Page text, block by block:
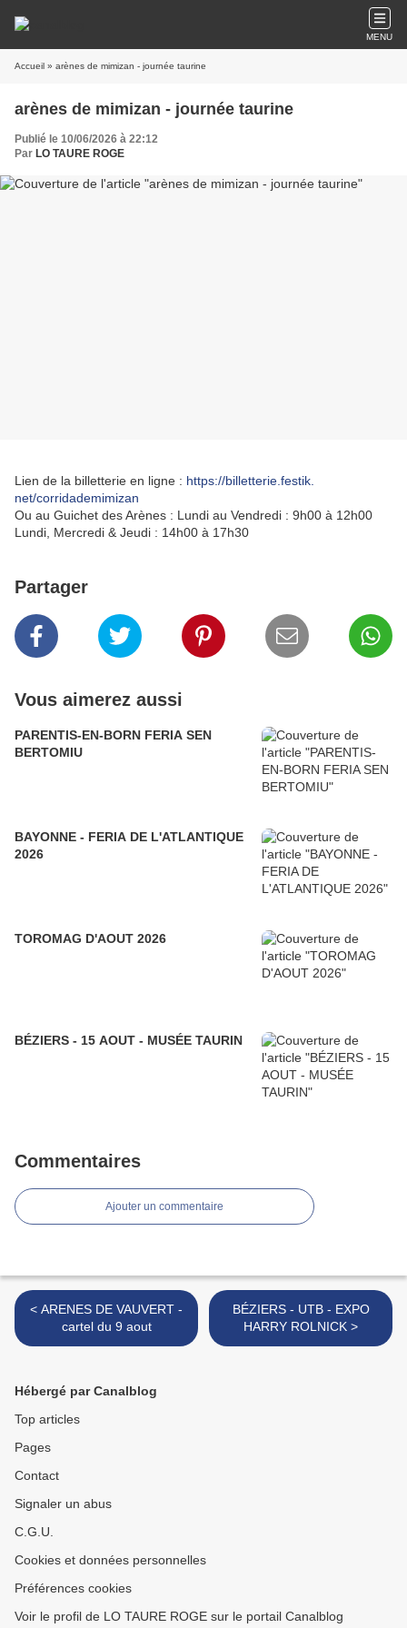
MENU
Accueil » arènes de mimizan - journée taurine
arènes de mimizan - journée taurine
Publié le 10/06/2026 à 22:12
Par LO TAURE ROGE
Lien de la billetterie en ligne : https://billetterie.festik.
net/corridademimizan
Ou au Guichet des Arènes : Lundi au Vendredi : 9h00 à 12h00
Lundi, Mercredi & Jeudi : 14h00 à 17h30
Partager
Vous aimerez aussi
PARENTIS-EN-BORN FERIA SEN
BERTOMIU
BAYONNE - FERIA DE L'ATLANTIQUE
2026
TOROMAG D'AOUT 2026
BÉZIERS - 15 AOUT - MUSÉE TAURIN
Commentaires
Ajouter un commentaire
< ARENES DE VAUVERT -
cartel du 9 aout
BÉZIERS - UTB - EXPO
HARRY ROLNICK >
Hébergé par Canalblog
Top articles
Pages
Contact
Signaler un abus
C.G.U.
Cookies et données personnelles
Préférences cookies
Voir le profil de LO TAURE ROGE sur le portail Canalblog